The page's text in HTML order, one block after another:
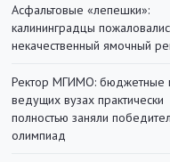
Асфальтовые «лепешки»:
калининградцы
некачественный ямочный
Ректор МГИМО: бюджетные
ведущих вузах практически
полностью заняли
олимпиад